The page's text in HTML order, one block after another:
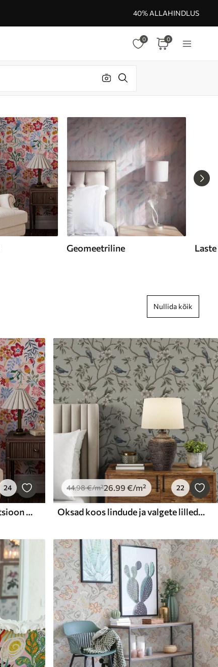
40% ALLAHINDLUS
0 0
Geomeetriline Laste
Nullida kõik
24
Särav lille- ja marjakompositsioon koos papagoidega
44.98€/m²26.99 €/m² 22
Oksad koos lindude ja valgete lilledega õrnal taustal